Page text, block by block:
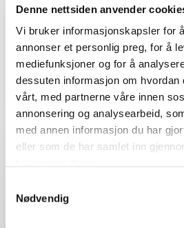
Denne nettsiden anvender
Vi bruker informasjonskapsler for
annonser et personlig preg, for å
mediefunksjoner og for å
dessuten informasjon om hvordan
vårt, med partnerne våre innen
annonsering og analysearbeid,
med annen informasjon du har
eller som de har samlet inn
Nødvendig
Finn den perfekte
event